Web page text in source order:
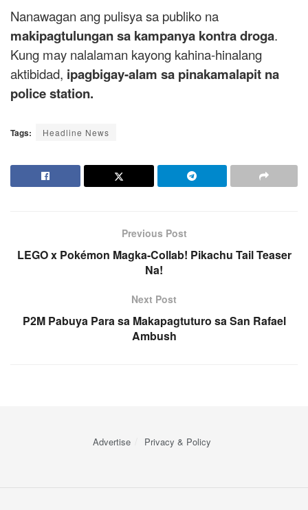
Nanawagan ang pulisya sa publiko na
makipagtulungan sa kampanya kontra droga.
Kung may nalalaman kayong kahina-hinalang
aktibidad, ipagbigay-alam sa pinakamalapit na
police station.
Tags: Headline News
Previous Post
LEGO x Pokémon Magka-Collab! Pikachu Tail Teaser
Na!
Next Post
P2M Pabuya Para sa Makapagtuturo sa San Rafael
Ambush
Advertise Privacy & Policy